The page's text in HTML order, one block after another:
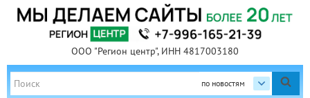
ООО "Регион центр", ИНН 4817003180
по новостям